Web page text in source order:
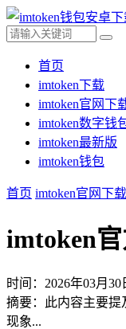
首页
imtoken下载
imtoken官网下
imtoken数字钱
imtoken最新版
imtoken钱包
首页 imtoken官网下载
imtoken
时间：2026年03月30
摘要：此内容主要提
现象...